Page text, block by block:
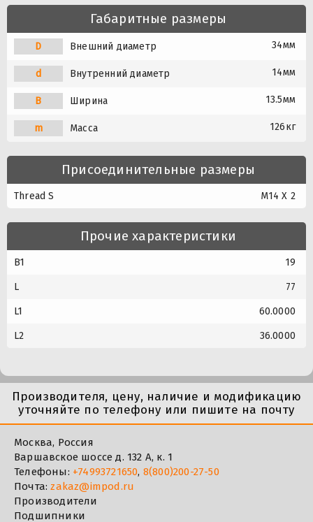
Габаритные размеры
D Внешний диаметр 34мм
d Внутренний диаметр 14мм
B Ширина 13.5мм
m Масса 126кг
Присоединительные размеры
Thread S M14 X 2
Прочие характеристики
B1 19
L 77
L1 60.0000
L2 36.0000
Производителя, цену, наличие и модификацию
уточняйте по телефону или пишите на почту
Москва, Россия
Варшавское шоссе д. 132 А, к. 1
Телефоны: +74993721650, 8(800)200-27-50
Почта:zakaz@impod.ru
Производители
Подшипники